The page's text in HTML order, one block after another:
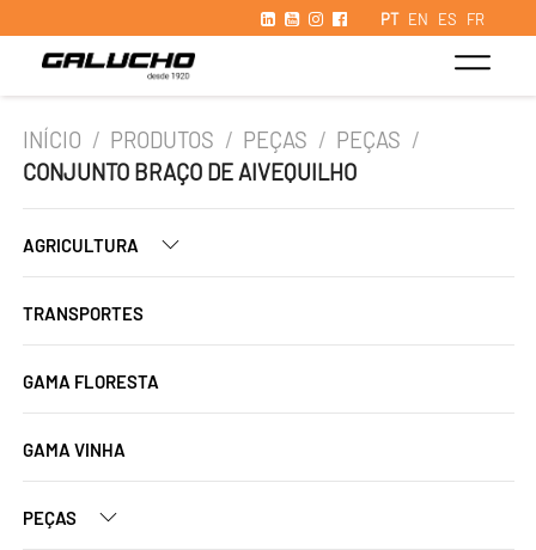
PT EN ES FR
INÍCIO / PRODUTOS / PEÇAS / PEÇAS /
CONJUNTO BRAÇO DE AIVEQUILHO
AGRICULTURA
TRANSPORTES
GAMA FLORESTA
GAMA VINHA
PEÇAS